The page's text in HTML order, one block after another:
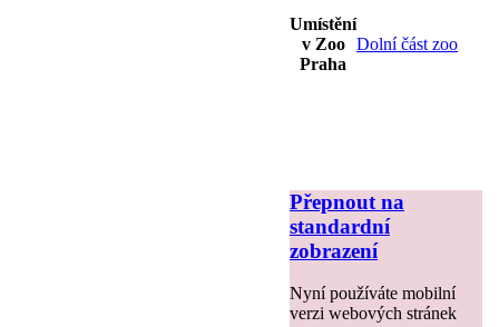
Umístění
v Zoo
Praha
Dolní část zoo
Přepnout na
standardní
zobrazení
Nyní používáte mobilní
verzi webových stránek